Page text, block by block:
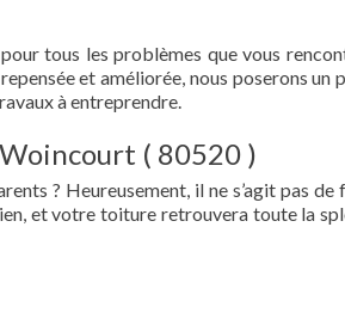
tous les problèmes que vous
et améliorée, nous poserons un
à entreprendre.
( 80520 )
? Heureusement, il ne s’agit pas de
et votre toiture retrouvera toute la